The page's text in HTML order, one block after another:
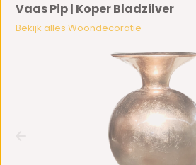
Vaas Pip | Koper Bladzilver
Bekijk alles Woondecoratie